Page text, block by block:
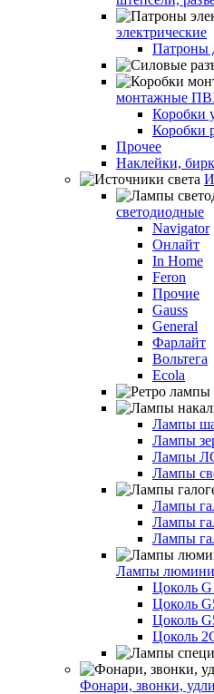
электрические
Патроны
монтажные
Коробки
Коробки
Прочее
Наклейки,
светодиодные
Navigator
Онлайт
In Home
Feron
Прочие
Gauss
General
Фарлайт
Вольтега
Ecola
Лампы
Лампы
Лампы
Лампы
Лампы
Лампы
Лампы
Лампы
Цоколь
Цоколь
Цоколь
Цоколь
Фонари, звонки,